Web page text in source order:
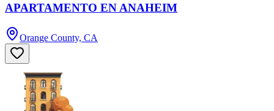
APARTAMENTO EN ANAHEIM
Orange County, CA